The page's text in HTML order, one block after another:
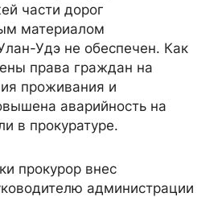
части дорог
материалом
Удэ не обеспечен. Как
права граждан на
проживания и
аварийность на
в прокуратуре.
прокурор внес
администрации